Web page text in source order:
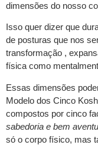
dimensões do nosso
Isso quer dizer que
de posturas que nos
transformação ,
física como
Essas dimensões
Modelo dos Cinco
compostos por cinco
sabedoria e bem
só o corpo físico, mas